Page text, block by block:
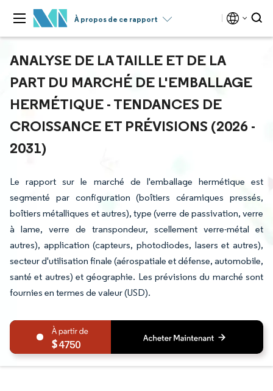
À propos de ce rapport
ANALYSE DE LA TAILLE ET DE LA
PART DU MARCHÉ DE L'EMBALLAGE
HERMÉTIQUE - TENDANCES DE
CROISSANCE ET PRÉVISIONS (2026 -
2031)
Le rapport sur le marché de l'emballage hermétique est
segmenté par configuration (boîtiers céramiques pressés,
boîtiers métalliques et autres), type (verre de passivation, verre
à lame, verre de transpondeur, scellement verre-métal et
autres), application (capteurs, photodiodes, lasers et autres),
secteur d'utilisation finale (aérospatiale et défense, automobile,
santé et autres) et géographie. Les prévisions du marché sont
fournies en termes de valeur (USD).
4750